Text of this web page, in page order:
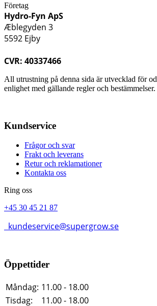
Företag
Hydro-Fyn ApS
Æblegyden 3
5592 Ejby
CVR: 40337466
All utrustning på denna sida är utvecklad för
enlighet med gällande regler och bestämmelser.
Kundservice
Frågor och svar
Frakt och leverans
Retur och reklamationer
Kontakta oss
Ring oss
+45 30 45 21 87
kundeservice@supergrow.se
Öppettider
Måndag: 11.00 - 18.00
Tisdag:
11.00 - 18.00